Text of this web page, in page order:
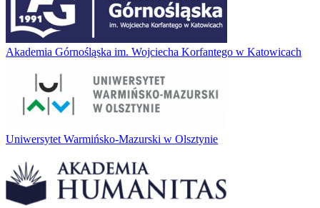
Akademia Górnośląska im. Wojciecha Korfantego w Katowicach
Uniwersytet Warmińsko-Mazurski w Olsztynie